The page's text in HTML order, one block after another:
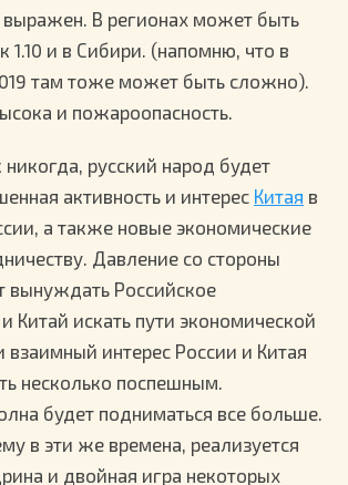
выражен. В регионах может быть
1.10 и в Сибири. (напомню, что в
там тоже может быть сложно).
и пожароопасность.
никогда, русский народ будет
активность и интерес Китая в
а также новые экономические
Давление со стороны
вынуждать Российское
Китай искать пути экономической
интерес России и Китая
несколько поспешным.
будет подниматься все больше.
в эти же времена, реализуется
и двойная игра некоторых